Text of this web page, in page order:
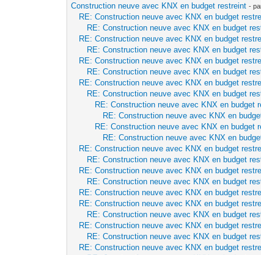
Construction neuve avec KNX en budget restreint -
RE: Construction neuve avec KNX en budget
RE: Construction neuve avec KNX en budget
RE: Construction neuve avec KNX en budget
RE: Construction neuve avec KNX en budget
RE: Construction neuve avec KNX en budget
RE: Construction neuve avec KNX en budget
RE: Construction neuve avec KNX en budget
RE: Construction neuve avec KNX en budget
RE: Construction neuve avec KNX en budget
RE: Construction neuve avec KNX en
RE: Construction neuve avec KNX en budget
RE: Construction neuve avec KNX en
RE: Construction neuve avec KNX en budget
RE: Construction neuve avec KNX en budget
RE: Construction neuve avec KNX en budget
RE: Construction neuve avec KNX en budget
RE: Construction neuve avec KNX en budget
RE: Construction neuve avec KNX en budget
RE: Construction neuve avec KNX en budget
RE: Construction neuve avec KNX en budget
RE: Construction neuve avec KNX en budget
RE: Construction neuve avec KNX en budget